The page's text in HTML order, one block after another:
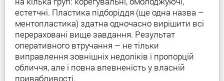
естетчні. Пластика підборіддя (ще одна назва –
ментопластика) здатна одночасно вирішити всі
перераховані вище завдання. Результат
оперативного втручання – не тільки
виправлення зовнішніх недоліків і пропорцій
обличчя, але і повна впевненість у власній
привабливості.